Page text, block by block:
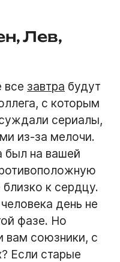
Лев,
все завтра будут
с которым
сериалы,
из-за мелочи.
был на вашей
к сердцу.
день не
фазе. Но
вам союзники, с
Если старые